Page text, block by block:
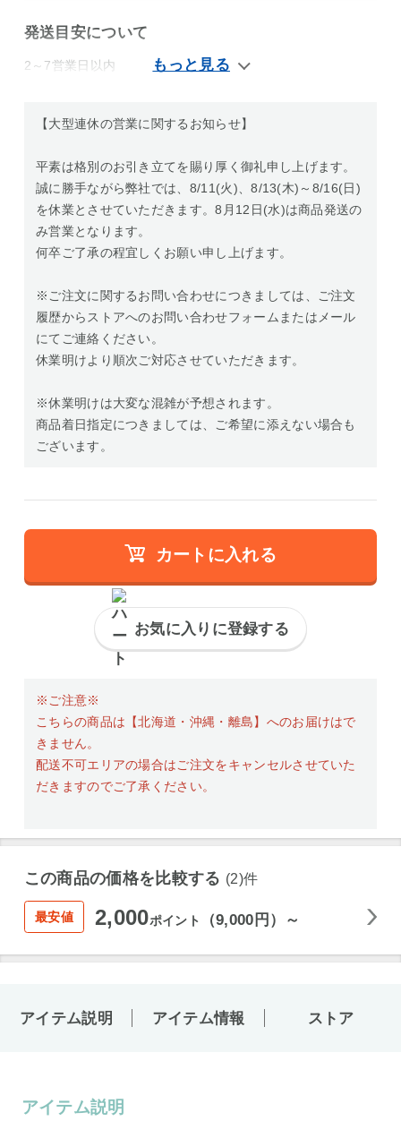
発送目安について
2～7営業日以内
【大型連休の営業に関するお知らせ】
平素は格別のお引き立てを賜り厚く御礼申し上げます。
誠に勝手ながら弊社では、8/11(火)、8/13(木)～8/16(日)
を休業とさせていただきます。8月12日(水)は商品発送の
み営業となります。
何卒ご了承の程宜しくお願い申し上げます。
※ご注文に関するお問い合わせにつきましては、ご注文
履歴からストアへのお問い合わせフォームまたはメール
にてご連絡ください。
休業明けより順次ご対応させていただきます。
※休業明けは大変な混雑が予想されます。
商品着日指定につきましては、ご希望に添えない場合も
ございます。
カートに入れる
お気に入りに登録する
※ご注意※
こちらの商品は【北海道・沖縄・離島】へのお届けはで
きません。
配送不可エリアの場合はご注文をキャンセルさせていた
だきますのでご了承ください。
この商品の価格を比較する (2)件
最安値 2,000ポイント （9,000円）～
アイテム説明 アイテム情報 ストア
アイテム説明